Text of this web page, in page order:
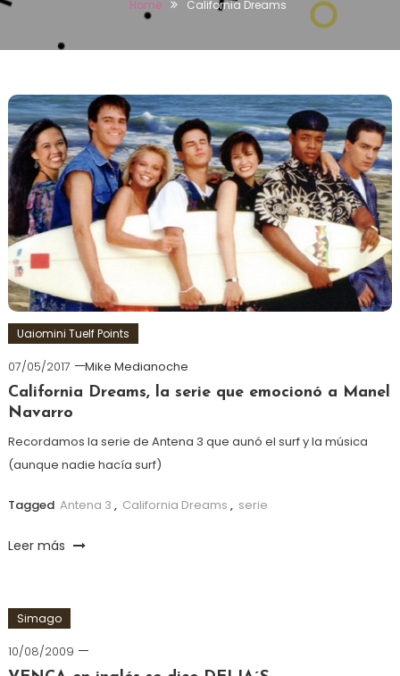
Home California Dreams
Uaiomini Tuelf Points
07/05/2017
Mike Medianoche
California Dreams, la serie que emocionó a Manel
Navarro
Recordamos la serie de Antena 3 que aunó el surf y la música
(aunque nadie hacía surf)
Tagged Antena 3 , California Dreams , serie
Leer más
Simago
10/08/2009